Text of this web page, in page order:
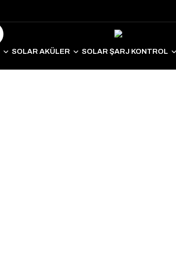
SOLAR AKÜLER SOLAR ŞARJ KONTROL